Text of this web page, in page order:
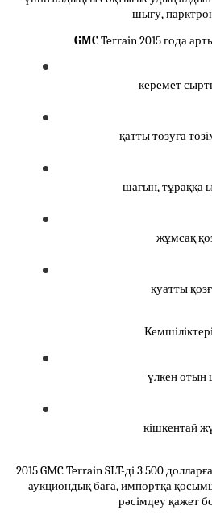
шығу,
GMC Terrain 2015 года
керемет
қатты тозуға
шағын, тұраққа
жұмсақ
қуатты
үлкен
кішкентай
2015 GMC Terrain SLT-ді 3 500
аукциондық баға, импортқа
рәсімдеу қажет